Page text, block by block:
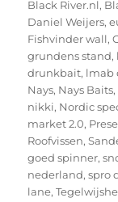
Black River.nl,
Daniel Weijers,
Fishvinder wall,
grundens stand,
drunkbait, lmab
Nays, Nays Baits,
nikki, Nordic
market 2.0,
Roofvissen,
goed spinner,
nederland,spro
lane,